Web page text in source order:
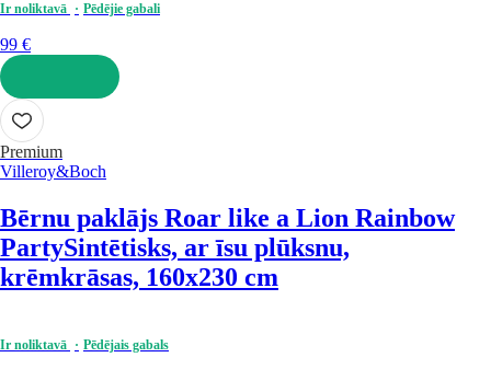
Ir noliktavā Pēdējie gabali
99 €
LIKT GROZĀ
Premium
Villeroy&Boch
Bērnu paklājs Roar like a Lion Rainbow
PartySintētisks, ar īsu plūksnu,
krēmkrāsas, 160x230 cm
Ir noliktavā Pēdējais gabals